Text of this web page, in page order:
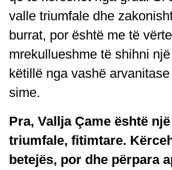
valle triumfale dhe
burrat, por është me të
mrekullueshme të shihni
këtillë nga vashë
sime.
Pra, Vallja Çame është
triumfale, fitimtare.
betejës, por dhe përpara